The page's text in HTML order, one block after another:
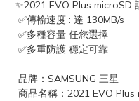
✨2021 EVO Plus microSD
✅傳輸速度 : 達 130MB/s
✅多種容量 任您選擇
✅多重防護 穩定可靠
品牌：SAMSUNG 三星
商品名稱：2021 EVO Plus